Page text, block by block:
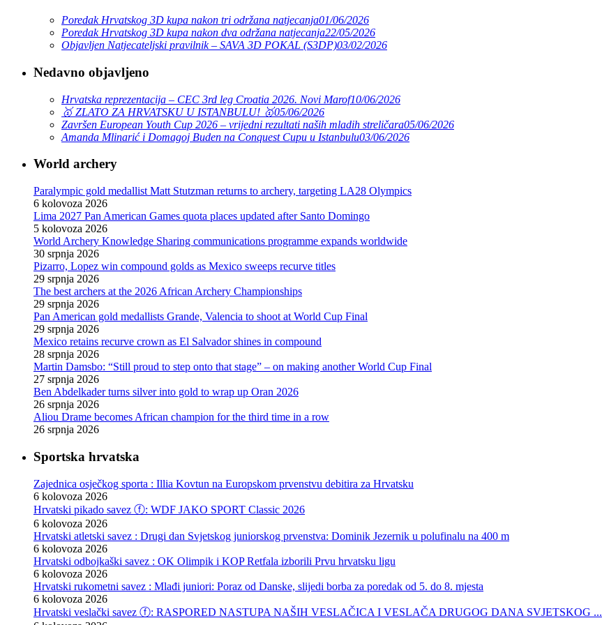
Poredak Hrvatskog 3D kupa nakon tri održana natjecanja01/06/2026
Poredak Hrvatskog 3D kupa nakon dva održana natjecanja22/05/2026
Objavljen Natjecateljski pravilnik – SAVA 3D POKAL (S3DP)03/02/2026
Nedavno objavljeno
Hrvatska reprezentacija – CEC 3rd leg Croatia 2026. Novi Marof10/06/2026
🥇 ZLATO ZA HRVATSKU U ISTANBULU! 🥇05/06/2026
Završen European Youth Cup 2026 – vrijedni rezultati naših mladih streličara05/06/2026
Amanda Mlinarić i Domagoj Buden na Conquest Cupu u Istanbulu03/06/2026
World archery
Paralympic gold medallist Matt Stutzman returns to archery, targeting LA28 Olympics
6 kolovoza 2026
Lima 2027 Pan American Games quota places updated after Santo Domingo
5 kolovoza 2026
World Archery Knowledge Sharing communications programme expands worldwide
30 srpnja 2026
Pizarro, Lopez win compound golds as Mexico sweeps recurve titles
29 srpnja 2026
The best archers at the 2026 African Archery Championships
29 srpnja 2026
Pan American gold medallists Grande, Valencia to shoot at World Cup Final
29 srpnja 2026
Mexico retains recurve crown as El Salvador shines in compound
28 srpnja 2026
Martin Damsbo: “Still proud to step onto that stage” – on making another World Cup Final
27 srpnja 2026
Ben Abdelkader turns silver into gold to wrap up Oran 2026
26 srpnja 2026
Aliou Drame becomes African champion for the third time in a row
26 srpnja 2026
Sportska hrvatska
Zajednica osječkog sporta : Illia Kovtun na Europskom prvenstvu debitira za Hrvatsku
6 kolovoza 2026
Hrvatski pikado savez ⓕ: WDF JAKO SPORT Classic 2026
6 kolovoza 2026
Hrvatski atletski savez : Drugi dan Svjetskog juniorskog prvenstva: Dominik Jezernik u polufinalu na 400 m
6 kolovoza 2026
Hrvatski odbojkaški savez : OK Olimpik i KOP Retfala izborili Prvu hrvatsku ligu
6 kolovoza 2026
Hrvatski rukometni savez : Mlađi juniori: Poraz od Danske, slijedi borba za poredak od 5. do 8. mjesta
6 kolovoza 2026
Hrvatski veslački savez ⓕ: RASPORED NASTUPA NAŠIH VESLAČICA I VESLAČA DRUGOG DANA SVJETSKOG ...